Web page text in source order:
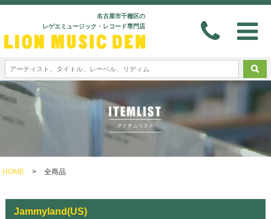
名古屋市千種区の
レゲエミュージック・レコード専門店
HOME > 全商品
Jammyland(US)